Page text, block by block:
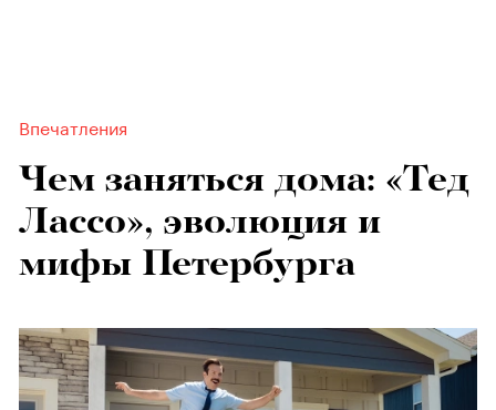
Впечатления
Чем заняться дома: «Тед
Лассо», эволюция и
мифы Петербурга